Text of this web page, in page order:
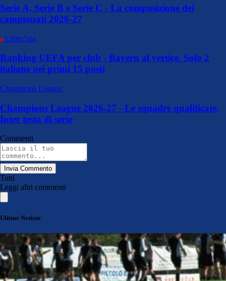
Serie A, Serie B e Serie C - La composizione dei
campionati 2026-27
Ultim’ora
Ranking UEFA per club - Bayern al vertice. Solo 2
italiane nei primi 15 posti
Champions League
Champions League 2026-27 - Le squadre qualificate.
Inter testa di serie
Commenti
Invia Commento
Tutti
Leggi altri commenti
Ultime Notizie